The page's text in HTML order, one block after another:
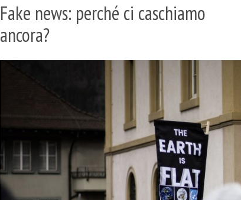
Fake news: perché ci caschiamo
ancora?